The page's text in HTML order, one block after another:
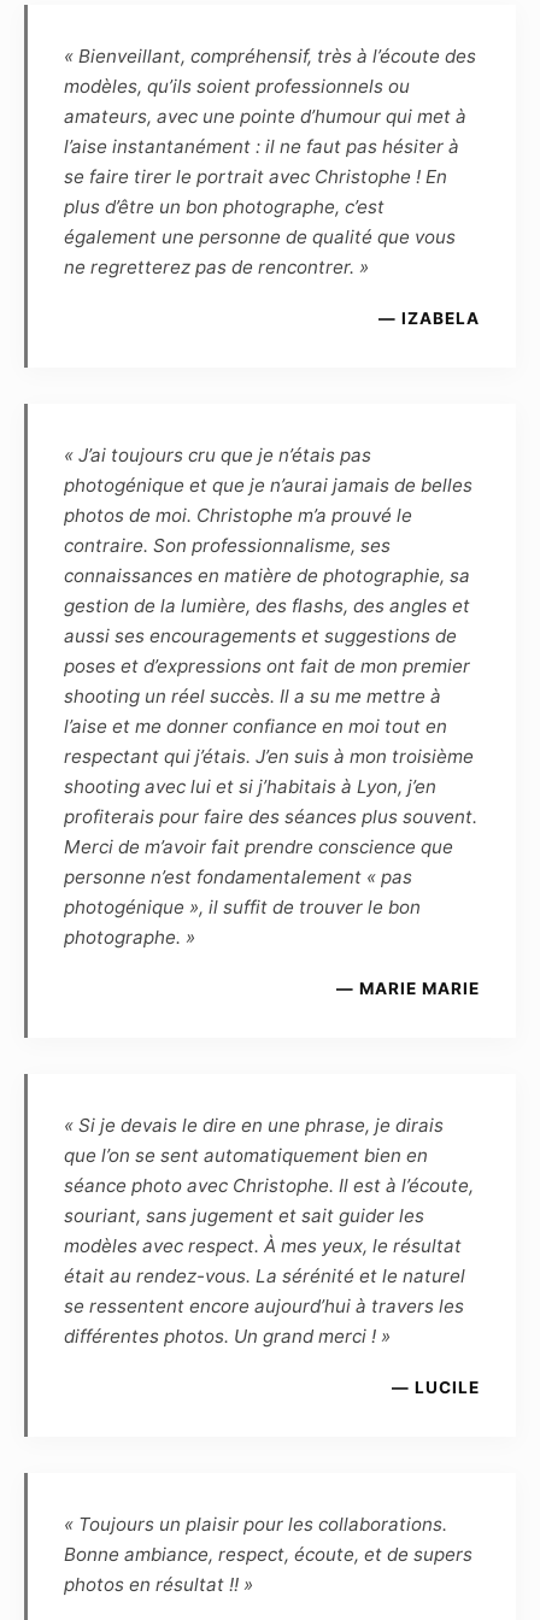
conséquence le Modèle ne peut revendiquer
aucune propriété ou droit d’auteur. Le
Photographe reconnaît que, de par la loi, le
Modèle demeure le propriétaire inaliénable de
son image. Le Photographe et le Modèle se
cèdent réciproquement les droits d’utilisation
des photographies réalisées lors de la séance
pour une durée de 10 ans à reconduction tacite,
et dès lors sont autorisés à fixer, reproduire et
sur tout support (notamment numérique,
papier, magnétique, textile, plastique,
céramique, etc.) et intégrées à tout autre
matériel (tel que photographie, dessin,
illustration, peinture, vidéo, animations, etc.)
connus ou à venir.
Article 7
Les éventuels commentaires, titres ou
légendes accompagnant la reproduction ou la
représentation de la ou de ces photographies
ne devront pas porter atteinte à la réputation
ou à la vie privée du modèle et réciproquement.
Article 8
Le Photographe et le Modèle s’autorisent
mutuellement l’usage à des fins
sites Internet du Photographe, ainsi que
l’exposition publique des photographies (par
exemple lors d’une exposition dans un lieu
public ou privé, galerie, salon, concours, etc.).
Le modèle ne pourra exiger aucun partage des
éventuels gains ou prix remportés en cas de
présentation par le photographe des photos
qu’il aura réalisées ou retouchées à un
– Le modèle conserve une liberté d’utilisation
sur internet, à la seule condition que le nom du
photographe apparaisse clairement en marge
de la photo, ou par référence à ce dernier.
« Bienveillant, compréhensif, très à l’écoute des
modèles, qu’ils soient professionnels ou
amateurs, avec une pointe d’humour qui met à
l’aise instantanément : il ne faut pas hésiter à
se faire tirer le portrait avec Christophe ! En
plus d’être un bon photographe, c’est
également une personne de qualité que vous
ne regretterez pas de rencontrer. »
— IZABELA
« J’ai toujours cru que je n’étais pas
photogénique et que je n’aurai jamais de belles
photos de moi. Christophe m’a prouvé le
contraire. Son professionnalisme, ses
connaissances en matière de photographie, sa
gestion de la lumière, des flashs, des angles et
aussi ses encouragements et suggestions de
poses et d’expressions ont fait de mon premier
shooting un réel succès. Il a su me mettre à
l’aise et me donner confiance en moi tout en
respectant qui j’étais. J’en suis à mon troisième
shooting avec lui et si j’habitais à Lyon, j’en
profiterais pour faire des séances plus souvent.
Merci de m’avoir fait prendre conscience que
personne n’est fondamentalement « pas
photogénique », il suffit de trouver le bon
photographe. »
— MARIE MARIE
« Si je devais le dire en une phrase, je dirais
que l’on se sent automatiquement bien en
séance photo avec Christophe. Il est à l’écoute,
souriant, sans jugement et sait guider les
modèles avec respect. À mes yeux, le résultat
était au rendez-vous. La sérénité et le naturel
se ressentent encore aujourd’hui à travers les
différentes photos. Un grand merci ! »
— LUCILE
« Toujours un plaisir pour les collaborations.
Bonne ambiance, respect, écoute, et de supers
photos en résultat !! »